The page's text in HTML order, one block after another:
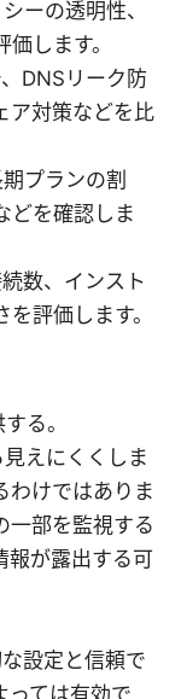
ーの透明性、
します。
DNSリーク防
ア対策などを比
プランの割
どを確認しま
数、インスト
評価します。
る。
えにくくしま
わけではありま
一部を監視する
報が露出する可
設定と信頼で
っては有効で